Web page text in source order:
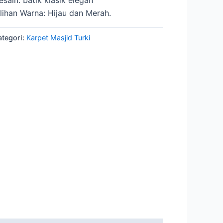
Warna: Hijau dan Merah.
Karpet Masjid Turki